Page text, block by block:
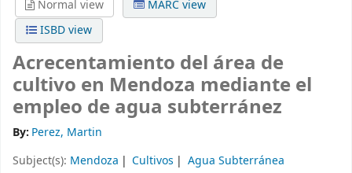
Normal view
MARC view
ISBD view
Acrecentamiento del área de
cultivo en Mendoza mediante el
empleo de agua subterránez
By: Perez, Martin
Subject(s): Mendoza Cultivos
Agua Subterránea